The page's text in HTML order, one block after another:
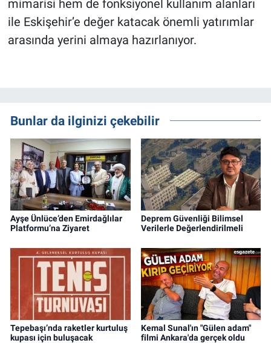
mimarisi hem de fonksiyonel kullanım alanları
ile Eskişehir’e değer katacak önemli yatırımlar
arasında yerini almaya hazırlanıyor.
Bunlar da ilginizi çekebilir
Ayşe Ünlüce’den Emirdağlılar
Platformu’na Ziyaret
Deprem Güvenliği Bilimsel
Verilerle Değerlendirilmeli
Tepebaşı’nda raketler kurtuluş
kupası için buluşacak
Kemal Sunal'ın "Gülen adam"
filmi Ankara'da gerçek oldu